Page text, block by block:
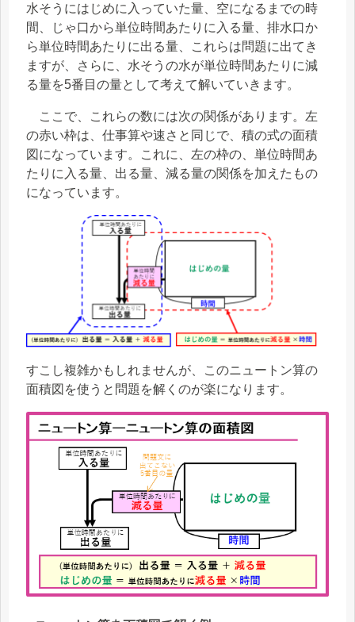
水そうにはじめに入っていた量、空になるまでの時
間、じゃ口から単位時間あたりに入る量、排水口か
ら単位時間あたりに出る量、これらは問題に出てき
ますが、さらに、水そうの水が単位時間あたりに減
る量を5番目の量として考えて解いていきます。
ここで、これらの数には次の関係があります。左
の赤い枠は、仕事算や速さと同じで、積の式の面積
図になっています。これに、左の枠の、単位時間あ
たりに入る量、出る量、減る量の関係を加えたもの
になっています。
すこし複雑かもしれませんが、このニュートン算の
面積図を使うと問題を解くのが楽になります。